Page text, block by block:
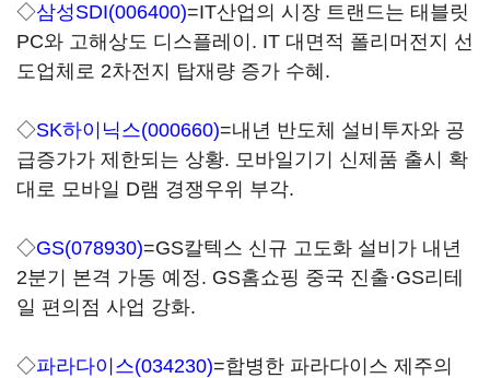
◇삼성SDI(006400)=IT산업의 시장 트랜드는 태블릿
PC와 고해상도 디스플레이. IT 대면적 폴리머전지 선
도업체로 2차전지 탑재량 증가 수혜.
◇SK하이닉스(000660)=내년 반도체 설비투자와 공
급증가가 제한되는 상황. 모바일기기 신제품 출시 확
대로 모바일 D램 경쟁우위 부각.
◇GS(078930)=GS칼텍스 신규 고도화 설비가 내년
2분기 본격 가동 예정. GS홈쇼핑 중국 진출·GS리테
일 편의점 사업 강화.
◇파라다이스(034230)=합병한 파라다이스 제주의